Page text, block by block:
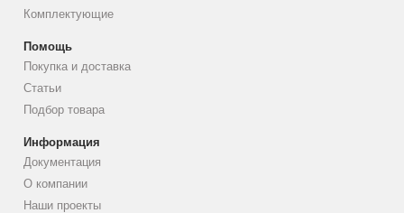
Комплектующие
Помощь
Покупка и доставка
Статьи
Подбор товара
Информация
Документация
О компании
Наши проекты